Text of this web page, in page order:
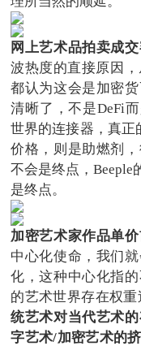
网上艺术品拍卖成
波热度的直接原因
都认为这会是加密
清晰了，不是DeFi
世界的连接器，真正
价格，则是助燃剂
不会是终点，Beeple
是终点。
加密艺术家作品单
中心化使命，我们
化，这种中心化指
的艺术世界存在权
统艺术对当代艺术
字艺术/加密艺术的挤